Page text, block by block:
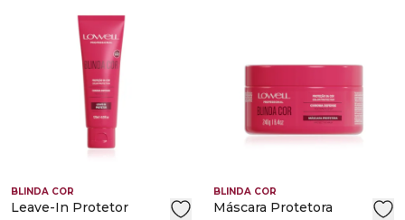
BLINDA COR
Leave-In Protetor
BLINDA COR
Máscara Protetora